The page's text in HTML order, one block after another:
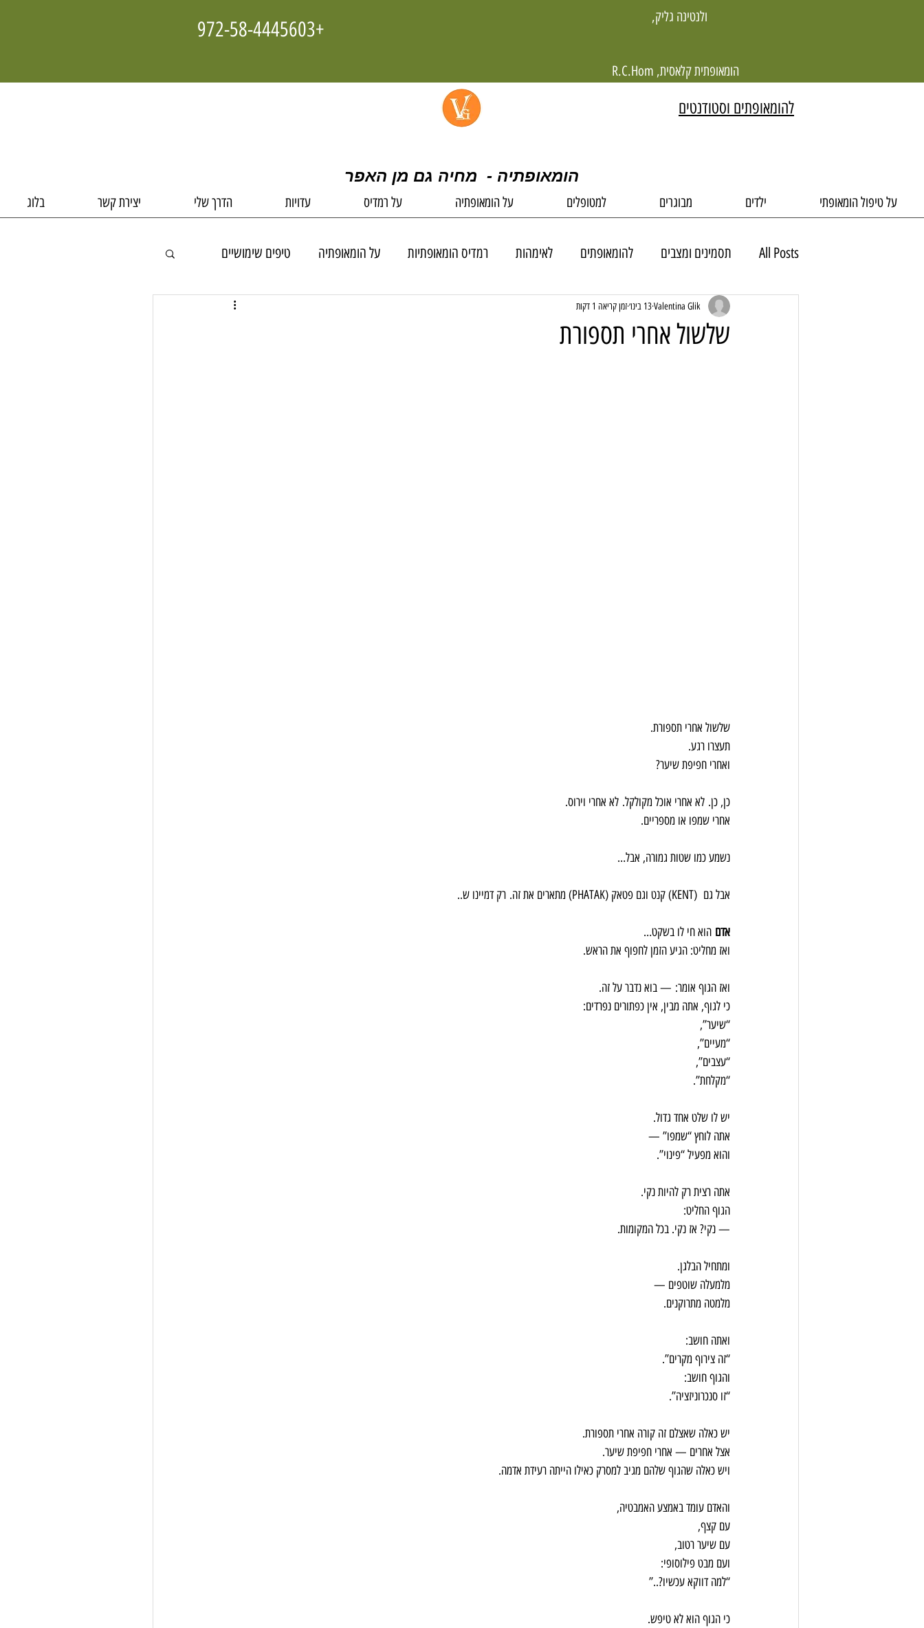
ולנטינה גליק, +972-58-4445603
הומאופתית קלאסית, R.C.Hom
להומאופתים וסטודנטים
הומאופתיה - מחיה גם מן האפר
על טיפול הומאופתי ילדים מבוגרים למטופלים על הומאופתיה על רמדיס עדויות הדרך שלי יצירת קשר בלוג
All Posts תסמינים ומצבים להומאופתים לאימהות רמדיס הומאופתיות על הומאופתיה טיפים שימושיים
מקרים - מבוגרים מקרים - ילדים Quest
שלשול אחרי תספורת
Valentina Glik13 בינו׳ זמן קריאה 1 דקות
שלשול אחרי תספורת.
תעצרו רגע.
ואחרי חפיפת שיער?
כן, כן. לא אחרי אוכל מקולקל. לא אחרי וירוס.
אחרי שמפו או מספריים.
נשמע כמו שטות גמורה, אבל…
אבל גם  (KENT) קנט וגם פטאק (PHATAK) מתארים את זה. רק דמיינו ש..
אדם הוא חי לו בשקט…
ואז מחליט: הגיע הזמן לחפוף את הראש.
ואז הגוף אומר: — בוא נדבר על זה.
כי לגוף, אתה מבין, אין כפתורים נפרדים:
“שיער”,
“מעיים”,
“עצבים”,
“מקלחת”.
יש לו שלט אחד גדול.
אתה לוחץ “שמפו” —
והוא מפעיל “פינוי”.
אתה רצית רק להיות נקי.
הגוף החליט:
— נקי? אז נקי. בכל המקומות.
ומתחיל הבלגן.
מלמעלה שוטפים —
מלמטה מתרוקנים.
ואתה חושב:
“זה צירוף מקרים”.
והגוף חושב:
“זו סנכרוניזציה”.
יש כאלה שאצלם זה קורה אחרי תספורת.
אצל אחרים — אחרי חפיפת שיער.
ויש כאלה שהגוף שלהם מגיב למסרק כאילו הייתה רעידת אדמה.
והאדם עומד באמצע האמבטיה,
עם קצף,
עם שיער רטוב,
ועם מבט פילוסופי:
“למה דווקא עכשיו?..”
כי הגוף הוא לא טיפש.